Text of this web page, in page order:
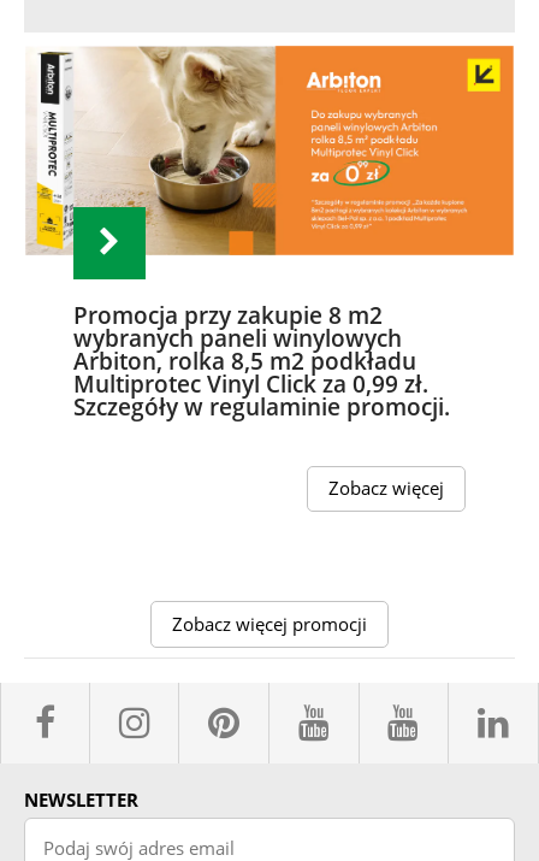
Promocja przy zakupie 8 m2
wybranych paneli winylowych
Arbiton, rolka 8,5 m2 podkładu
Multiprotec Vinyl Click za 0,99 zł.
Szczegóły w regulaminie promocji.
Zobacz więcej
Zobacz więcej promocji
facebook sklepyBELPOL
instagram
pinterestyoutube
NEWSLETTER
Podaj swój adres email